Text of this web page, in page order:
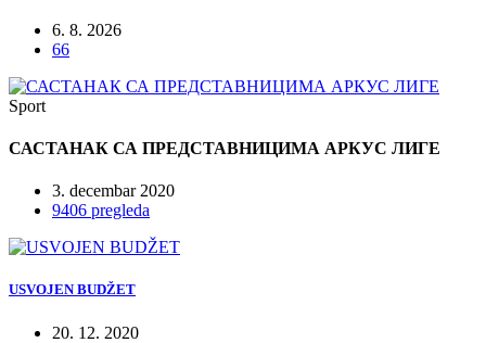
6. 8. 2026
66
Sport
САСТАНАК СА ПРЕДСТАВНИЦИМА АРКУС ЛИГЕ
3. decembar 2020
9406 pregleda
USVOJEN BUDŽET
20. 12. 2020